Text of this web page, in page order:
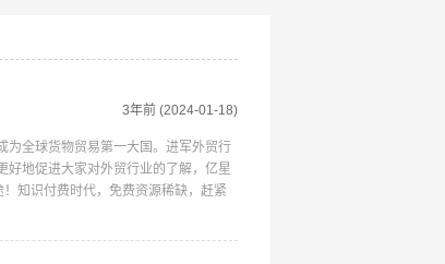
3年前 (2024-01-18)
为全球货物贸易第一大国。进军外贸行
好地促进大家对外贸行业的了解，亿星
知识付费时代，免费资源稀缺，赶紧